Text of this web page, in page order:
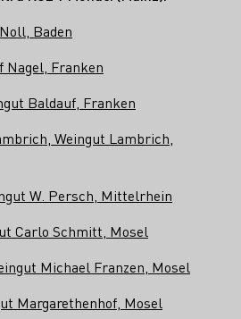
Baden
Nagel, Franken
Baldauf, Franken
Weingut Lambrich,
W. Persch, Mittelrhein
Carlo Schmitt, Mosel
Michael Franzen, Mosel
Margarethenhof, Mosel